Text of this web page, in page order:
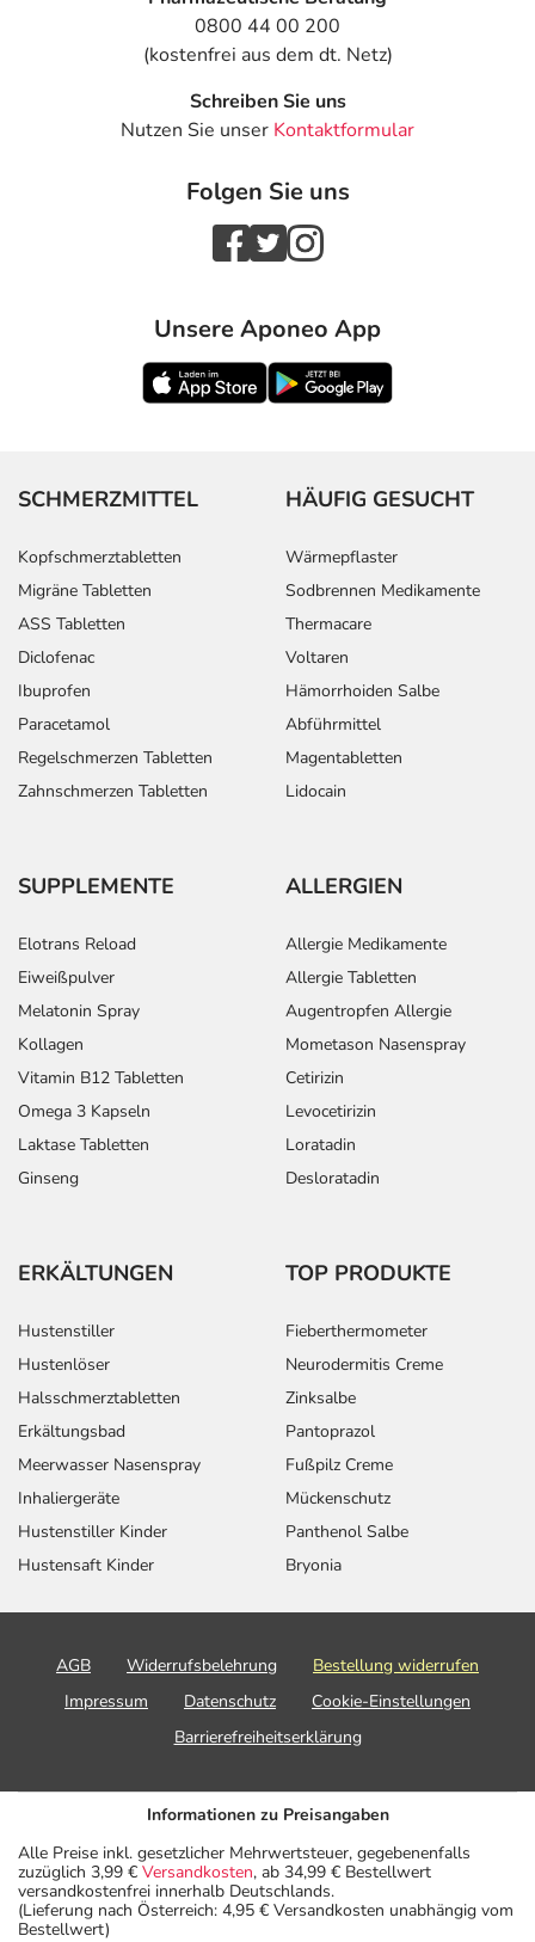
0800 44 00 200
(kostenfrei aus dem dt. Netz)
Schreiben Sie uns
Nutzen Sie unser Kontaktformular
Folgen Sie uns
Unsere Aponeo App
SCHMERZMITTEL
Kopfschmerztabletten
Migräne Tabletten
ASS Tabletten
Diclofenac
Ibuprofen
Paracetamol
Regelschmerzen Tabletten
Zahnschmerzen Tabletten
HÄUFIG GESUCHT
Wärmepflaster
Sodbrennen Medikamente
Thermacare
Voltaren
Hämorrhoiden Salbe
Abführmittel
Magentabletten
Lidocain
SUPPLEMENTE
Elotrans Reload
Eiweißpulver
Melatonin Spray
Kollagen
Vitamin B12 Tabletten
Omega 3 Kapseln
Laktase Tabletten
Ginseng
ALLERGIEN
Allergie Medikamente
Allergie Tabletten
Augentropfen Allergie
Mometason Nasenspray
Cetirizin
Levocetirizin
Loratadin
Desloratadin
ERKÄLTUNGEN
Hustenstiller
Hustenlöser
Halsschmerztabletten
Erkältungsbad
Meerwasser Nasenspray
Inhaliergeräte
Hustenstiller Kinder
Hustensaft Kinder
TOP PRODUKTE
Fieberthermometer
Neurodermitis Creme
Zinksalbe
Pantoprazol
Fußpilz Creme
Mückenschutz
Panthenol Salbe
Bryonia
AGB Widerrufsbelehrung
Bestellung widerrufen
Impressum
Datenschutz
Cookie-Einstellungen
Barrierefreiheitserklärung
Informationen zu Preisangaben
Alle Preise inkl. gesetzlicher Mehrwertsteuer, gegebenenfalls
zuzüglich 3,99 € Versandkosten, ab 34,99 € Bestellwert
versandkostenfrei innerhalb Deutschlands.
(Lieferung nach Österreich: 4,95 € Versandkosten unabhängig vom
Bestellwert)